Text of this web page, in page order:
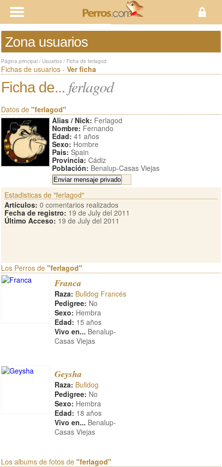
Zona usuarios
Página principal / Usuarios / Ficha de ferlagod
Fichas de usuarios - Ver ficha
Ficha de... ferlagod
Datos de "ferlagod"
Alias / Nick: Ferlagod
Nombre: Fernando
Edad: 41 años
Sexo: Hombre
Pais: Spain
Provincia: Cádiz
Población: Benalup-Casas Viejas
Estadisticas de "ferlagod"
Artículos: 0 comentarios realizados
Fecha de registro: 19 de July del 2011
Último Acceso: 19 de July del 2011
Los Perros de "ferlagod"
Franca
Raza: Bulldog Francés
Pedigree: No
Sexo: Hembra
Edad: 15 años
Vivo en... Benalup-
Casas Viejas
Geysha
Raza: Bulldog
Pedigree: No
Sexo: Hembra
Edad: 18 años
Vivo en... Benalup-
Casas Viejas
Los albums de fotos de "ferlagod"